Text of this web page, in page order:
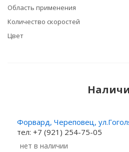
Область применения
Количество скоростей
Цвет
Форвард, Череповец,
тел: +7 (921) 254-75-05
Нет в наличии